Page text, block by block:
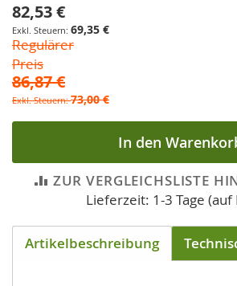
Sonderpreis
82,53 €
69,35 €
Regulärer
Preis
86,87 €
73,00 €
In den
ZUR VERGLEICHSLISTE
Lieferzeit: 1-3 Tage (auf
Artikelbeschreibung